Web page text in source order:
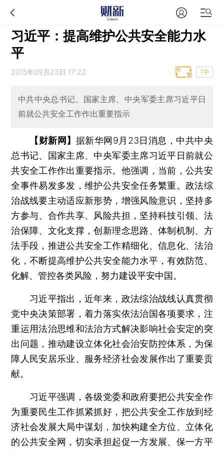
习近平：提高维护公共安全能力水
平
2015年09月23日 17:22 T中
中共中央总书记、国家主席、中央军委主席习近平日
前就公共安全工作作出重要指示
【财新网】 据新华网9月23日消息，中共中央
总书记、国家主席、中央军委主席习近平日前就公
共安全工作作出重要指示。他强调，当前，公共安
全事件易发多发，维护公共安全任务繁重。政法综
治战线要主动适应新形势，增强风险意识，坚持多
方参与、合作共享、风险共担，坚持科技引领、法
治保障、文化支撑，创新理念思路、体制机制、方
法手段，推进公共安全工作精细化、信息化、法治
化，不断提高维护公共安全能力水平，有效防范、
化解、管控各类风险，努力建设平安中国。
习近平指出，近年来，政法综治战线认真贯彻
党中央决策部署，着力落实依法治国各项要求，注
重运用法治思维和法治方式解决影响社会安定的突
出问题，推动建设立体化社会治安防控体系，为保
障人民安居乐业、服务经济社会发展作出了重要贡
献。
习近平强调，各级党委和政府要把公共安全作
为重要民生工作抓紧抓好，把公共安全工作放到经
济社会发展大局中谋划，加快构建全方位、立体化
的公共安全网，切实承担起促一方发展、保一方平